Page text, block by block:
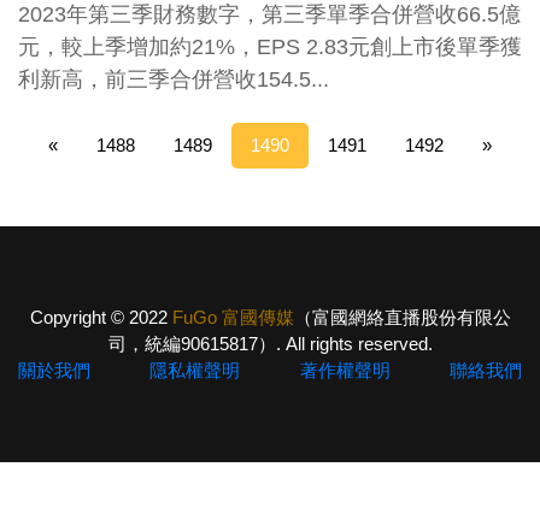
2023年第三季財務數字，第三季單季合併營收66.5億
元，較上季增加約21%，EPS 2.83元創上市後單季獲
利新高，前三季合併營收154.5...
« 1488 1489 1490 1491 1492 »
Copyright © 2022 FuGo 富國傳媒 （富國網絡直播股份有限公
司，統編90615817）. All rights reserved.
關於我們
隱私權聲明 著作權聲明 聯絡我們